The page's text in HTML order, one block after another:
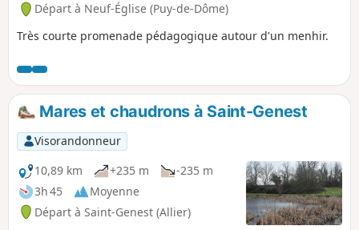
Départ à Neuf-Église (Puy-de-Dôme)
Très courte promenade pédagogique autour d'un menhir.
Mares et chaudrons à Saint-Genest
Visorandonneur
10,89 km
+235 m
-235 m
3h 45
Moyenne
Départ à Saint-Genest (Allier)